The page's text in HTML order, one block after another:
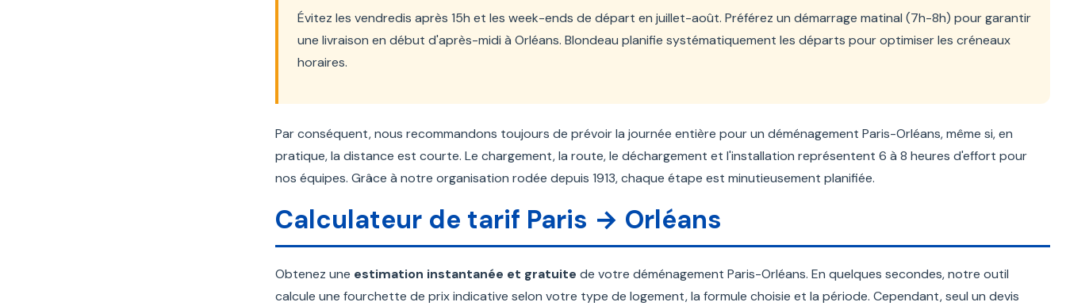
Évitez les vendredis après 15h et les week-ends de départ en juillet-août. Préférez un démarrage matinal (7h-8h) pour garantir
une livraison en début d'après-midi à Orléans. Blondeau planifie systématiquement les départs pour optimiser les créneaux
horaires.
Par conséquent, nous recommandons toujours de prévoir la journée entière pour un déménagement Paris-Orléans, même si, en
pratique, la distance est courte. Le chargement, la route, le déchargement et l'installation représentent 6 à 8 heures d'effort pour
nos équipes. Grâce à notre organisation rodée depuis 1913, chaque étape est minutieusement planifiée.
Calculateur de tarif Paris → Orléans
Obtenez une estimation instantanée et gratuite de votre déménagement Paris-Orléans. En quelques secondes, notre outil
calcule une fourchette de prix indicative selon votre type de logement, la formule choisie et la période. Cependant, seul un devis